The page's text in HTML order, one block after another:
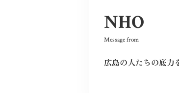
NHO
Message from